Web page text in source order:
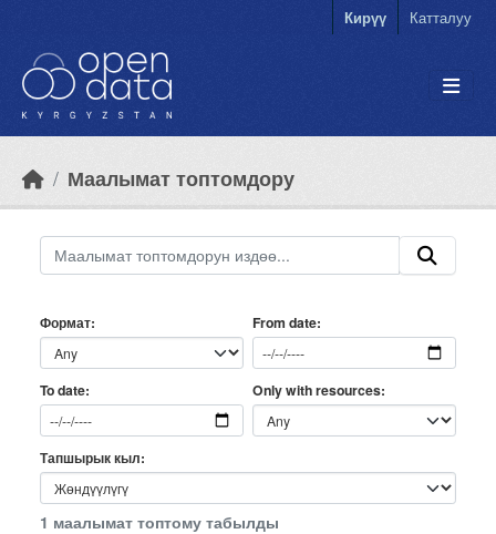
Кирүү Катталуу
Маалымат топтомдору
Формат From date
To date Only with resources
Тапшырык кыл
1 маалымат топтому табылды